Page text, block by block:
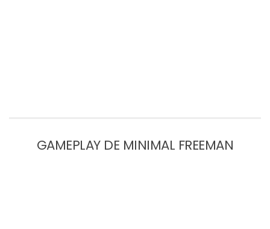
GAMEPLAY DE MINIMAL FREEMAN